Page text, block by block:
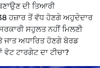
ਦੀ ਤਿਆਰੀ
ਹਜ਼ਾਰ ਤੋਂ ਵੱਧ ਹੋਣਗੇ ਅਹੁਦੇਦਾਰ
ਸਹੁਲਤ ਨਹੀਂ ਮਿਲਣੀ
ਜਾਤ ਅਧਾਰਿਤ ਹੋਣਗੇ ਬੋਰਡ
ਟਾਰਗੇਟ ਦਾ ਟੀਚਾ?